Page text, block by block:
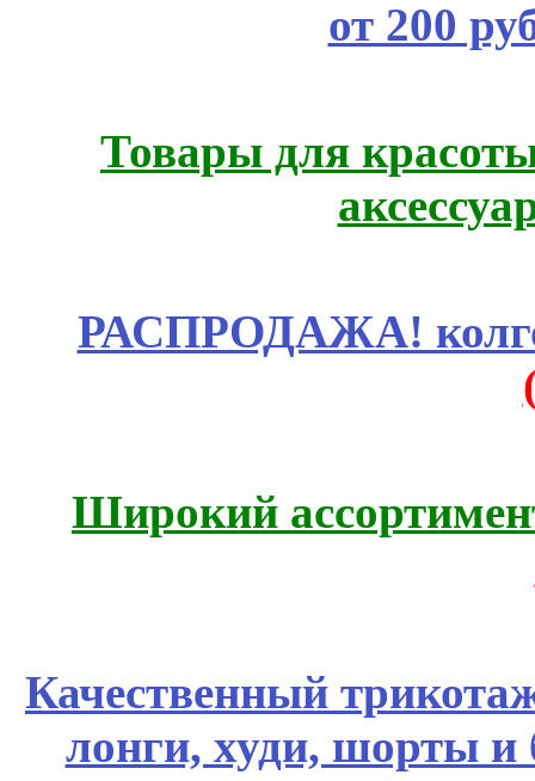
от 200
Товары для
РАСПРОДАЖА!
Широкий
Качественный
лонги, худи, шорты